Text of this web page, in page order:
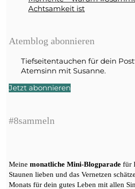
Achtsamkeit ist
Atemblog abonnieren
Tiefseitentauchen für dein
Atemsinn mit Susanne.
Jetzt abonnieren
#8sammeln
Meine monatliche Mini-Blogparade für
Staunen lieben und das Vernetzen
Monats für dein gutes Leben mit allen